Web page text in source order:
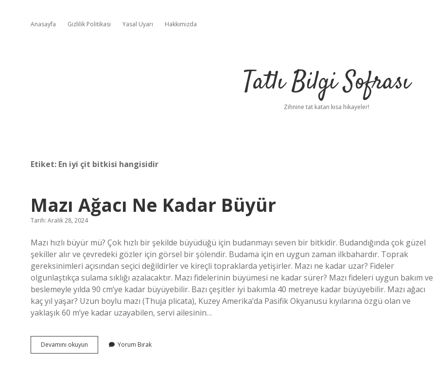
Anasayfa Gizlilik Politikası Yasal Uyarı Hakkımızda
Tatlı Bilgi Sofrası
Zihnine tat katan kısa hikayeler!
Etiket: En iyi çit bitkisi hangisidir
Mazı Ağacı Ne Kadar Büyür
Tarih: Aralık 28, 2024
Mazı hızlı büyür mü? Çok hızlı bir şekilde büyüdüğü için budanmayı seven bir bitkidir. Budandığında çok güzel
şekiller alır ve çevredeki gözler için görsel bir şölendir. Budama için en uygun zaman ilkbahardır. Toprak
gereksinimleri açısından seçici değildirler ve kireçli topraklarda yetişirler. Mazı ne kadar uzar? Fideler
olgunlaştıkça sulama sıklığı azalacaktır. Mazı fidelerinin büyümesi ne kadar sürer? Mazı fideleri uygun bakım ve
beslemeyle yılda 90 cm’ye kadar büyüyebilir. Bazı çeşitler iyi bakımla 40 metreye kadar büyüyebilir. Mazı ağacı
kaç yıl yaşar? Uzun boylu mazı (Thuja plicata), Kuzey Amerika’da Pasifik Okyanusu kıyılarına özgü olan ve
yaklaşık 60 m’ye kadar uzayabilen, servi ailesinin…
Devamını okuyun
Ağacı
Yorum Bırak